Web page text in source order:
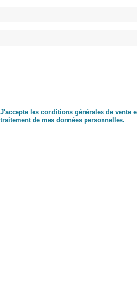
J'accepte les conditions générales de vente
traitement de mes données personnelles.